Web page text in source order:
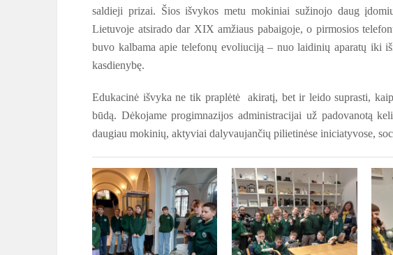
saldieji prizai. Šios išvykos metu mokiniai sužinojo daug
Lietuvoje atsirado dar XIX amžiaus pabaigoje, o pirmosios
buvo kalbama apie telefonų evoliuciją – nuo laidinių aparatų iki
kasdienybę.
Edukacinė išvyka ne tik praplėtė akiratį, bet ir leido suprasti,
būdą. Dėkojame progimnazijos administracijai už padovanotą
daugiau mokinių, aktyviai dalyvaujančių pilietinėse iniciatyvose,